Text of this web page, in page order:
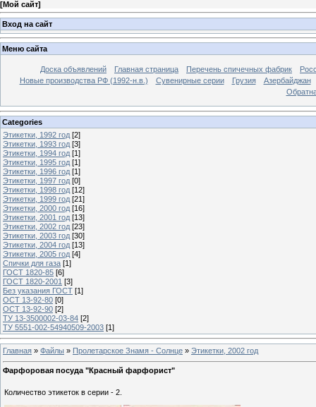
[Мой сайт]
Вход на сайт
Меню сайта
Доска объявлений Главная страница Перечень спичечных фабрик
Новые производства РФ (1992-н.в.)
Сувенирные серии Грузия
Азербайджан
Categories
Этикетки, 1992 год [2]
Этикетки, 1993 год [3]
Этикетки, 1994 год [1]
Этикетки, 1995 год [1]
Этикетки, 1996 год [1]
Этикетки, 1997 год [0]
Этикетки, 1998 год [12]
Этикетки, 1999 год [21]
Этикетки, 2000 год [16]
Этикетки, 2001 год [13]
Этикетки, 2002 год [23]
Этикетки, 2003 год [30]
Этикетки, 2004 год [13]
Этикетки, 2005 год [4]
Спички для газа [1]
ГОСТ 1820-85 [6]
ГОСТ 1820-2001 [3]
Без указания ГОСТ [1]
ОСТ 13-92-80 [0]
ОСТ 13-92-90 [2]
ТУ 13-3500002-03-84 [2]
ТУ 5551-002-54940509-2003 [1]
Главная » Файлы » Пролетарское Знамя - Солнце » Этикетки, 2002 год
Фарфоровая посуда "Красный фарфорист"
Количество этикеток в серии - 2.